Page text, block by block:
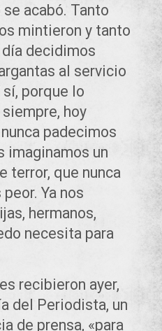
acabó. Tanto
mintieron y tanto
día decidimos
al servicio
sí, porque lo
hoy
padecimos
imaginamos un
terror, que nunca
Ya nos
hermanos,
necesita para
recibieron ayer,
del Periodista, un
de prensa, «para